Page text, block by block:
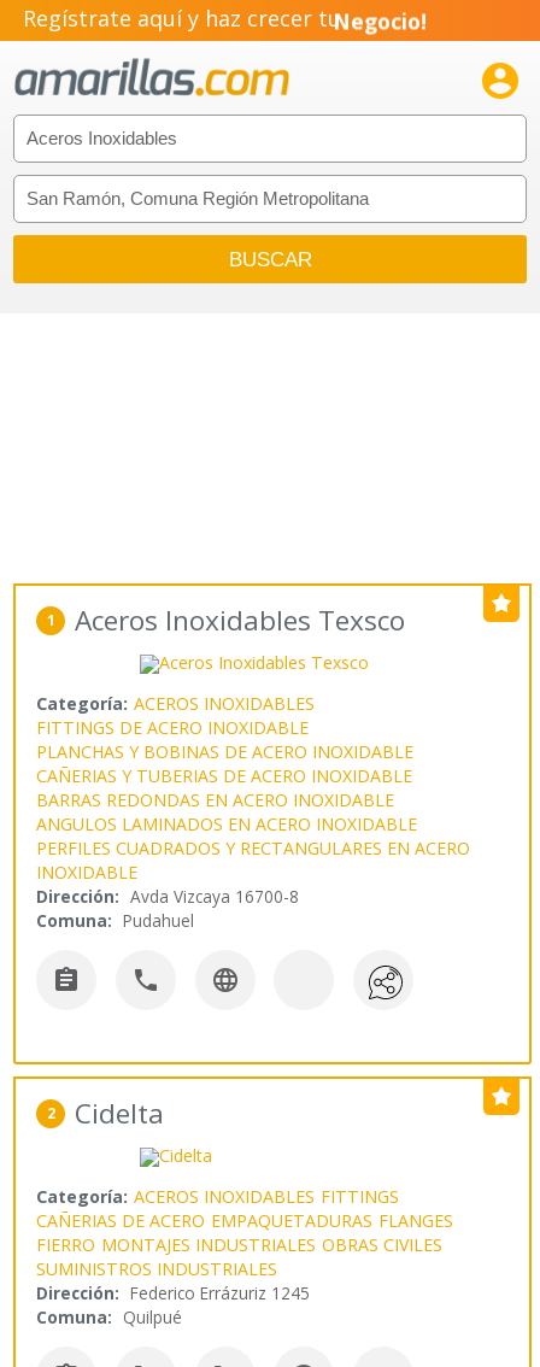
Regístrate aquí y haz crecer tuNegocio!
Emprendimiento!

1 Aceros Inoxidables Texsco
Categoría: ACEROS INOXIDABLES
FITTINGS DE ACERO INOXIDABLE
PLANCHAS Y BOBINAS DE ACERO INOXIDABLE
CAÑERIAS Y TUBERIAS DE ACERO INOXIDABLE
BARRAS REDONDAS EN ACERO INOXIDABLE
ANGULOS LAMINADOS EN ACERO INOXIDABLE
PERFILES CUADRADOS Y RECTANGULARES EN ACERO
INOXIDABLE
Dirección: Avda Vizcaya 16700-8
Comuna: Pudahuel
  
2 Cidelta
Categoría: ACEROS INOXIDABLES FITTINGS
CAÑERIAS DE ACERO EMPAQUETADURAS FLANGES
FIERRO MONTAJES INDUSTRIALES OBRAS CIVILES
SUMINISTROS INDUSTRIALES
Dirección: Federico Errázuriz 1245
Comuna: Quilpué